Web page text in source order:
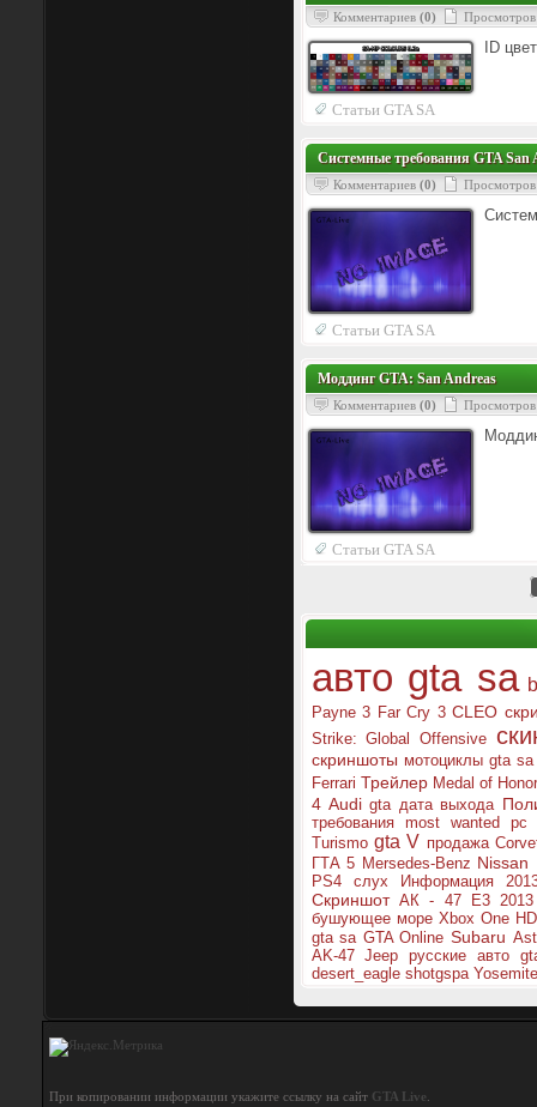
Комментариев (0)
ID
Статьи GTA SA
Системные требования GTA San
Комментариев (0)
Статьи GTA SA
Моддинг GTA: San Andreas
Комментариев (0)
Статьи GTA SA
авто gta sa
Payne 3 Far Cry 3 CLEO
Strike: Global Offensive
скриншоты мотоциклы gta sa
Ferrari Трейлер Medal of
4 Audi gta дата выхода
требования most wanted
pc
Turismo gta V продажа
ГТА 5 Mersedes-Benz Nissan
PS4
слух Информация
Скриншот АК - 47
E3 2013
бушующее море Xbox One HD
gta sa GTA Online Subaru
AK-47 Jeep
русские авто
desert_eagle shotgspa Yosemite
При копировании информации укажите ссылку на сайт GTA Live